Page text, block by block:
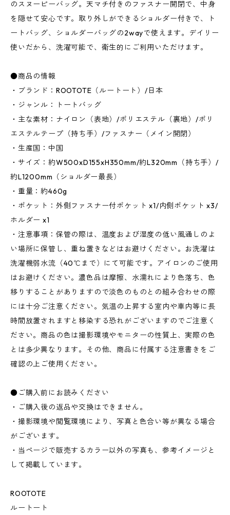
のスヌーピーバッグ。天マチ付きのファスナー開閉で、中身
を隠せて安心です。取り外しができるショルダー付きで、ト
ートバッグ、ショルダーバッグの2wayで使えます。デイリー
使いだから、洗濯可能で、衛生的にご利用いただけます。
●商品の情報
・ブランド：ROOTOTE（ルートート）/日本
・ジャンル：トートバッグ
・主な素材：ナイロン（表地）/ポリエステル（裏地）/ポリ
エステルテープ（持ち手）/ファスナー（メイン開閉）
・生産国：中国
・サイズ：約W500xD155xH350mm/約L320mm（持ち手）/
約L1200mm（ショルダー最長）
・重量：約460g
・ポケット：外側ファスナー付ポケット x1/内側ポケット x3/
ホルダー x1
・注意事項：保管の際は、温度および湿度の低い風通しのよ
い場所に保管し、重ね置きなどはお避けください。お洗濯は
洗濯機弱水流（40℃まで）にて可能です。アイロンのご使用
はお避けください。濃色品は摩擦、水濡れにより色落ち、色
移りすることがありますので淡色のものとの組み合わせの際
には十分ご注意ください。気温の上昇する室内や車内等に長
時間放置されますと移染する恐れがございますのでご注意く
ださい。商品の色は撮影環境やモニターの性質上、実際の色
とは多少異なります。その他、商品に付属する注意書きをご
確認の上ご使用ください。
●ご購入前にお読みください
・ご購入後の返品や交換はできません。
・撮影環境や閲覧環境により、写真と色合い等が異なる場合
がございます。
・当ページで販売するカラー以外の写真も、参考イメージと
して掲載しています。
ROOTOTE
ルートート